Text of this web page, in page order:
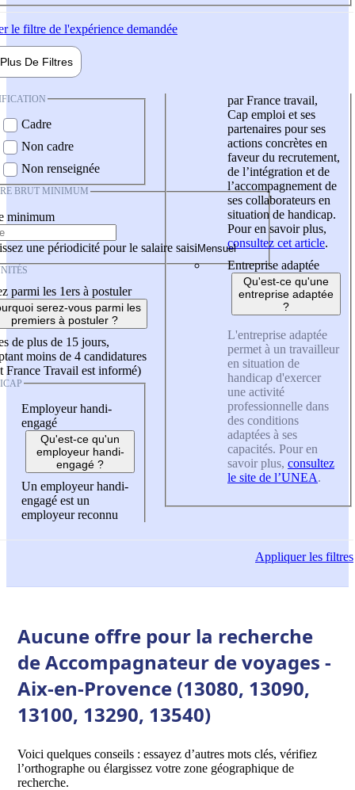
le filtre de l'expérience demandée
Plus De Filtres
Cadre
Non cadre
Non renseignée
BRUT MINIMUM
minimum
une périodicité pour le salaire saisi
parmi les 1ers à postuler
serez-vous parmi les
premiers à postuler ?
de plus de 15 jours,
moins de 4 candidatures
France Travail est informé)
Employeur handi-
engagé
Qu'est-ce qu'un
employeur handi-
engagé ?
Un employeur handi-
engagé est un
employeur reconnu
par France travail,
Cap emploi et ses
partenaires pour ses
actions concrètes en
faveur du recrutement,
de l’intégration et de
l’accompagnement de
ses collaborateurs en
situation de handicap.
Pour en savoir plus,
consultez cet article.
Entreprise adaptée
Qu'est-ce qu'une
entreprise adaptée
?
L'entreprise adaptée
permet à un travailleur
en situation de
handicap d'exercer
une activité
professionnelle dans
des conditions
adaptées à ses
capacités. Pour en
savoir plus, consultez
le site de l’UNEA.
Appliquerles filtres
Aucune offre pour la recherche
de Accompagnateur de voyages -
Aix-en-Provence (13080, 13090,
13100, 13290, 13540)
Voici quelques conseils : essayez d’autres mots clés, vérifiez
l’orthographe ou élargissez votre zone géographique de
recherche.